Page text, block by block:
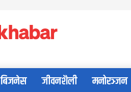
बिजनेस जीवनशैली मनोरञ्जन